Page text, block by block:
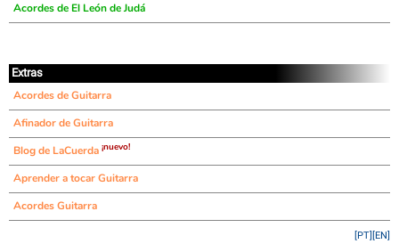
Acordes de El León de Judá
Extras
Acordes de Guitarra
Afinador de Guitarra
Blog de LaCuerda ¡nuevo!
Aprender a tocar Guitarra
Acordes Guitarra
[EN]
[PT]